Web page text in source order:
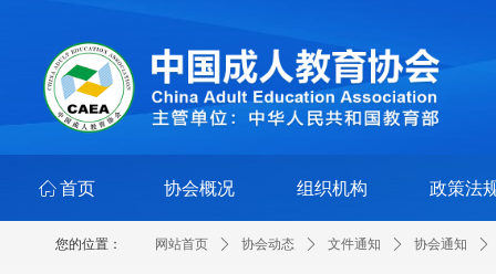
ꀇ 首页 协会概况 组织机构 政策法
网站首页 ꄲ 协会动态 ꄲ 文件通知 ꄲ 协会通知 ꄲ
您的位置：